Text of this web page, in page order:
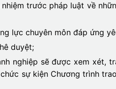
trước pháp luật về
lực chuyên môn đáp ứng
duyệt;
nghiệp sẽ được xem xét,
sự kiện Chương trình